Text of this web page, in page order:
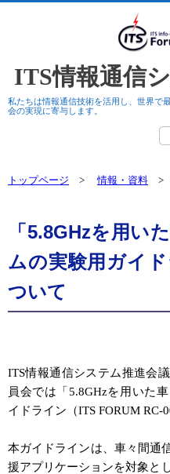
ITS情報通信
私たちは情報通信技術を活用し、世界で
会の実現に寄与します。
トップページ >情報・資料 >
「5.8GHzを用い
ムの実験用ガイ
ついて
ITS情報通信システム推進会
員会では「5.8GHzを用いた
イドライン（ITS FORUM RC-
本ガイドラインは、車々間通
援アプリケーションを対象と